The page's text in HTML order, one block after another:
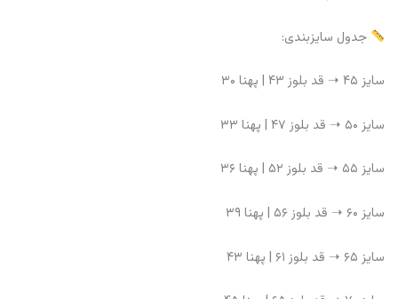
جدول سایزبندی:
سایز ۴۵ ➝ قد بلوز ۴۳ | پهنا ۳۰
سایز ۵۰ ➝ قد بلوز ۴۷ | پهنا ۳۳
سایز ۵۵ ➝ قد بلوز ۵۲ | پهنا ۳۶
سایز ۶۰ ➝ قد بلوز ۵۶ | پهنا ۳۹
سایز ۶۵ ➝ قد بلوز ۶۱ | پهنا ۴۳